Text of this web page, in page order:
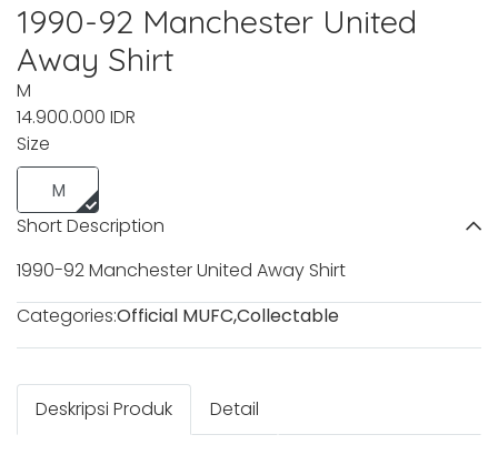
1990-92 Manchester United
Away Shirt
M
14.900.000 IDR
Size
M
Short Description
1990-92 Manchester United Away Shirt
Categories:Official MUFC,Collectable
Deskripsi Produk Detail